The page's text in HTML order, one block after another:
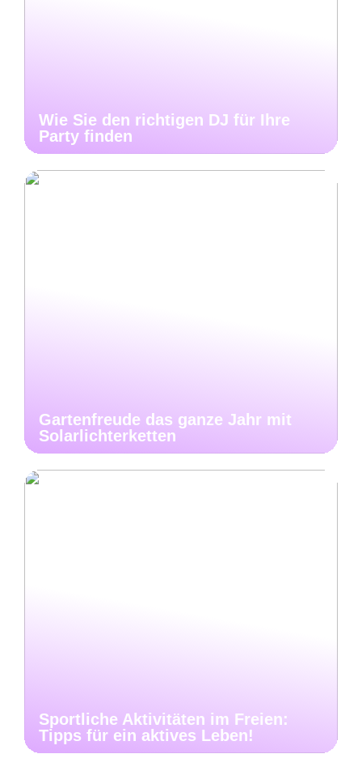
Wie Sie den richtigen DJ für Ihre
Party finden
Gartenfreude das ganze Jahr mit
Solarlichterketten
Sportliche Aktivitäten im Freien:
Tipps für ein aktives Leben!